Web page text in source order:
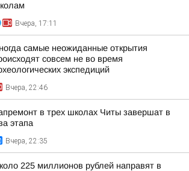
Вчера, 17:11
самые неожиданные открытия
совсем не во время
экспедиций
Вчера, 22:46
в трех школах Читы завершат в
этапа
Вчера, 22:35
225 миллионов рублей направят в